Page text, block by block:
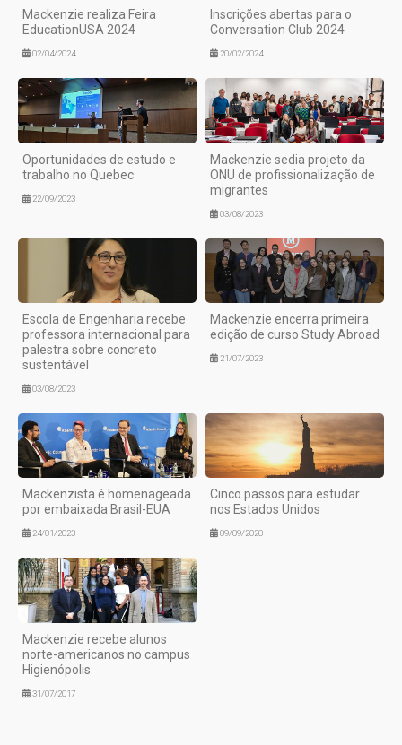
Mackenzie realiza Feira
EducationUSA 2024
02/04/2024
Inscrições abertas para o
Conversation Club 2024
20/02/2024
Oportunidades de estudo e
trabalho no Quebec
22/09/2023
Mackenzie sedia projeto da
ONU de profissionalização de
migrantes
03/08/2023
Escola de Engenharia recebe
professora internacional para
palestra sobre concreto
sustentável
03/08/2023
Mackenzie encerra primeira
edição de curso Study Abroad
21/07/2023
Mackenzista é homenageada
por embaixada Brasil-EUA
24/01/2023
Cinco passos para estudar
nos Estados Unidos
09/09/2020
Mackenzie recebe alunos
norte-americanos no campus
Higienópolis
31/07/2017